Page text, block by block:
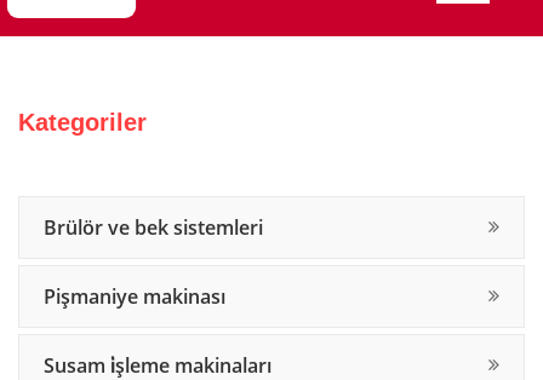
Kategoriler
brülör ve bek sistemleri
pişmaniye makinası
susam i̇şleme makinaları